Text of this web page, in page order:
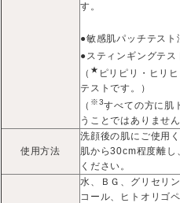
す。
●敏感肌パッチテスト
●スティンギングテス
（ ★ ピリピリ・ヒリ
テストです。）
（ ※3すべての方に肌
うことではありません
使用方法
洗顔後の肌にご使用く
肌から30cm程度離し
ください。
水、ＢＧ、グリセリ
コール、ヒトオリゴ